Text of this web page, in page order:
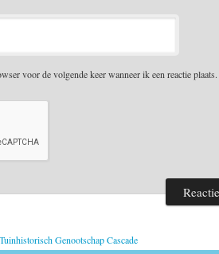
voor de volgende keer wanneer ik een reactie plaats.
Genootschap Cascade